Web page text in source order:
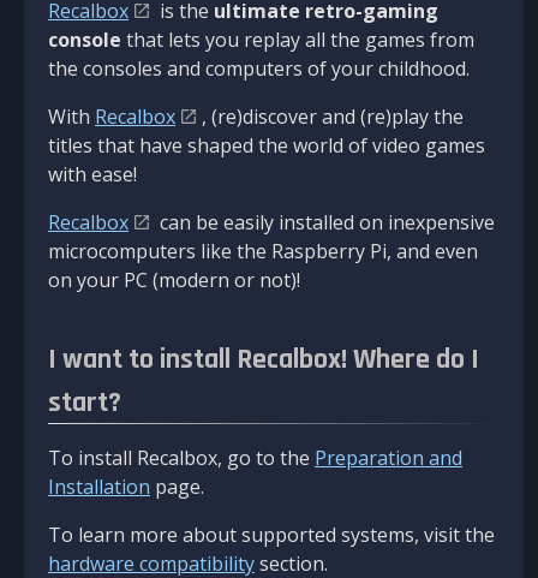
Recalbox is the ultimate retro-gaming
console that lets you replay all the games from
the consoles and computers of your childhood.
With Recalbox
, (re)discover and (re)play the
titles that have shaped the world of video games
with ease!
Recalbox
can be easily installed on inexpensive
microcomputers like the Raspberry Pi, and even
on your PC (modern or not)!
I want to install Recalbox! Where do I
start?
To install Recalbox, go to the Preparation and
Installation page.
To learn more about supported systems, visit the
hardware compatibilitysection.